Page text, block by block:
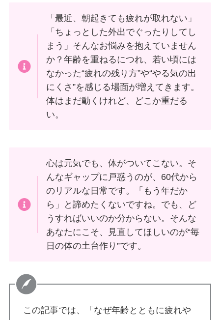
「最近、朝起きても疲れが取れない」
「ちょっとした外出でぐったりしてし
まう」そんなお悩みを抱えていません
か？年齢を重ねるにつれ、若い頃には
なかった“疲れの残り方”や“やる気の出
にくさ”を感じる場面が増えてきます。
体はまだ動くけれど、どこか重だる
い。
心は元気でも、体がついてこない。そ
んなギャップに戸惑うのが、60代から
のリアルな日常です。「もう年だか
ら」と諦めたくないですね。でも、ど
うすればいいのか分からない。そんな
あなたにこそ、見直してほしいのが“毎
日の体の土台作り”です。
この記事では、「なぜ年齢とともに疲れや